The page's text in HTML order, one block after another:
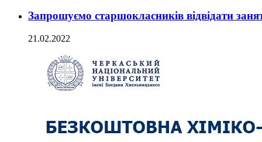
Запрошуємо старшокласників відвідати
21.02.2022